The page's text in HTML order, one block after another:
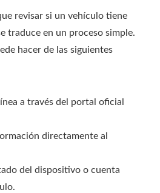
revisar si un vehículo tiene
traduce en un proceso simple.
hacer de las siguientes
a través del portal oficial
directamente al
del dispositivo o cuenta